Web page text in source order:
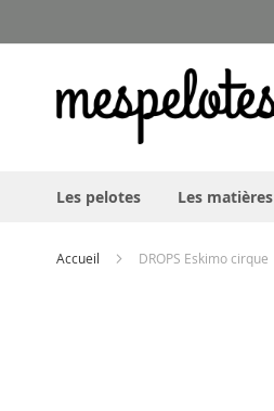
au
Les pelotes Les matières
Accueil DROPS Eskimo cirque